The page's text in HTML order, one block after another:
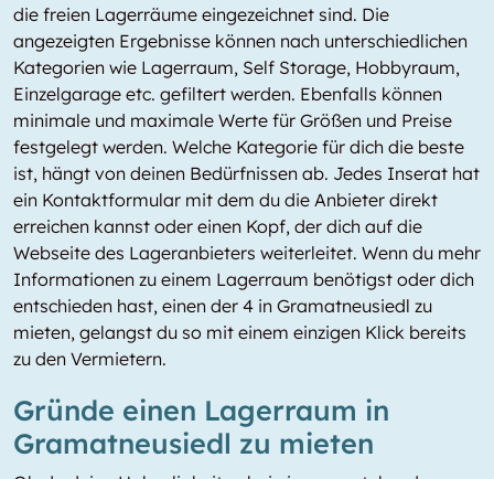
die freien Lagerräume eingezeichnet sind. Die
angezeigten Ergebnisse können nach unterschiedlichen
Kategorien wie Lagerraum, Self Storage, Hobbyraum,
Einzelgarage etc. gefiltert werden. Ebenfalls können
minimale und maximale Werte für Größen und Preise
festgelegt werden. Welche Kategorie für dich die beste
ist, hängt von deinen Bedürfnissen ab. Jedes Inserat hat
ein Kontaktformular mit dem du die Anbieter direkt
erreichen kannst oder einen Kopf, der dich auf die
Webseite des Lageranbieters weiterleitet. Wenn du mehr
Informationen zu einem Lagerraum benötigst oder dich
entschieden hast, einen der 4 in Gramatneusiedl zu
mieten, gelangst du so mit einem einzigen Klick bereits
zu den Vermietern.
Gründe einen Lagerraum in
Gramatneusiedl zu mieten